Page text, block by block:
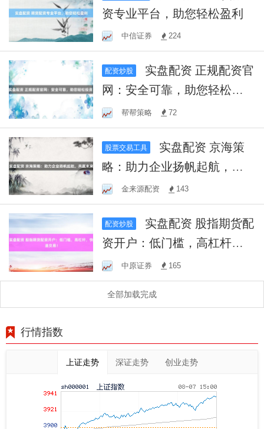
资专业平台，助您轻松盈利
中信证券 224
配资炒股
网：安全可靠，助您轻松投
资！帮帮策略 72
股票交易工具
略：助力企业扬帆起航，共
赢未来金来源配资 143
配资炒股
资开户：低门槛，高杠杆，
快速交易！
中原证券 165
全部加载完成
行情指数
上证走势 深证走势 创业走势